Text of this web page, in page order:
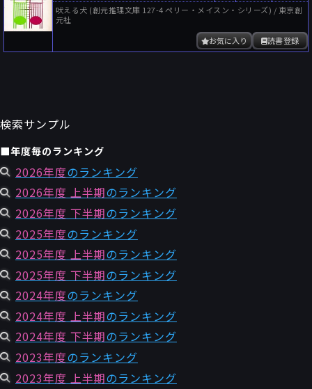
吠える犬 (創元推理文庫 127-4 ペリー・メイスン・シリーズ) / 東京創
元社
読書登録
お気に入り
検索サンプル
■年度毎のランキング
2026年度のランキング
2026年度 上半期のランキング
2026年度 下半期のランキング
2025年度のランキング
2025年度 上半期のランキング
2025年度 下半期のランキング
2024年度のランキング
2024年度 上半期のランキング
2024年度 下半期のランキング
2023年度のランキング
2023年度 上半期のランキング